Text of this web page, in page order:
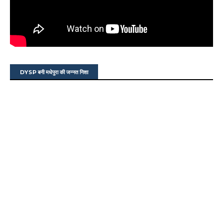
DYSP बनी मधेपुरा की जन्नत निशा